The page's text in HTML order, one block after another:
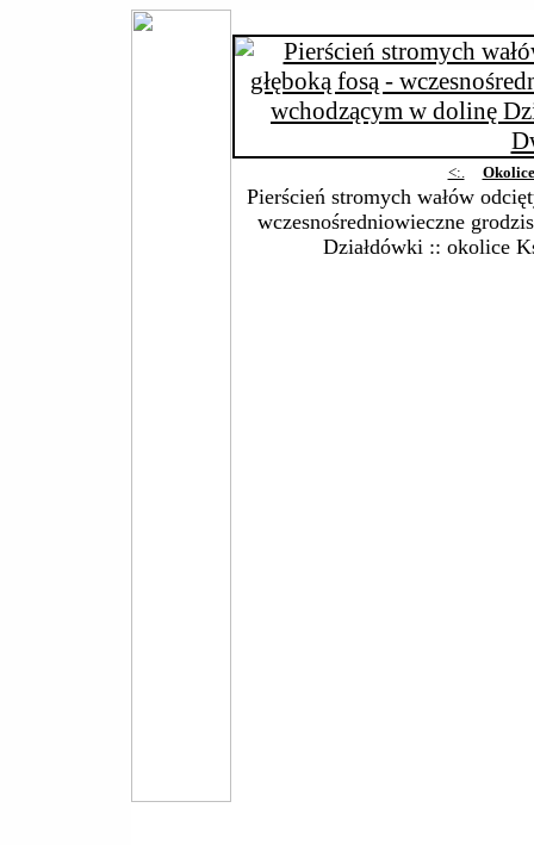
<:.
Pierścień stromych wałów
wczesnośredniowieczne
Działdówki :: okolice